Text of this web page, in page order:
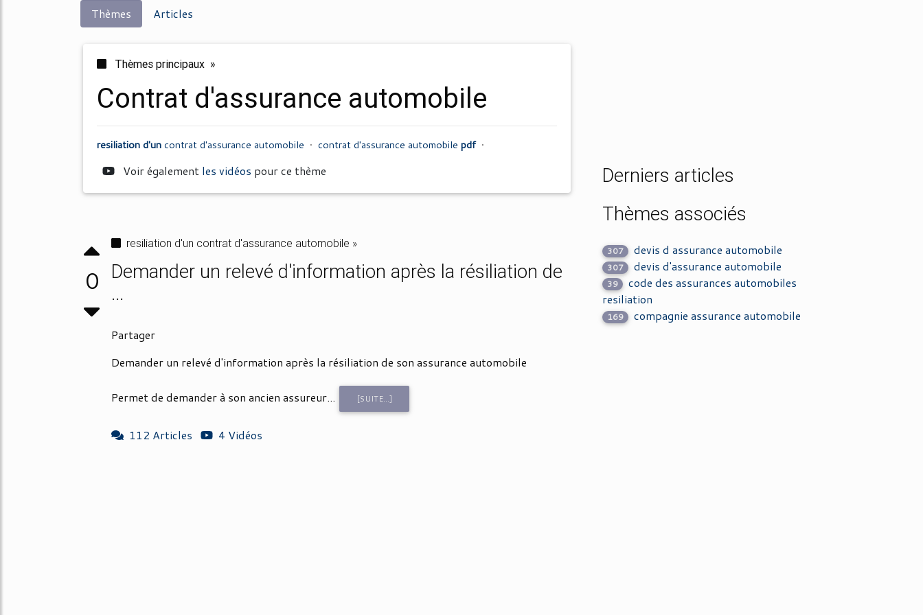
Thèmes Articles
Thèmes principaux »
contrat d'assurance automobile
resiliation d'uncontrat d'assurance automobile • contrat d'assurance automobile pdf •
Voir également les vidéos pour ce thème
0
resiliation d'un contrat d'assurance automobile »
Demander un relevé d'information après la résiliation de
...
Partager
Demander un relevé d'information après la résiliation de son assurance automobile
Permet de demander à son ancien assureur... [SUITE...]
112 Articles 4 Vidéos
Derniers articles
Thèmes associés
307 devis d assurance automobile
307 devis d'assurance automobile
39
code des assurances automobiles
resiliation
169 compagnie assurance automobile